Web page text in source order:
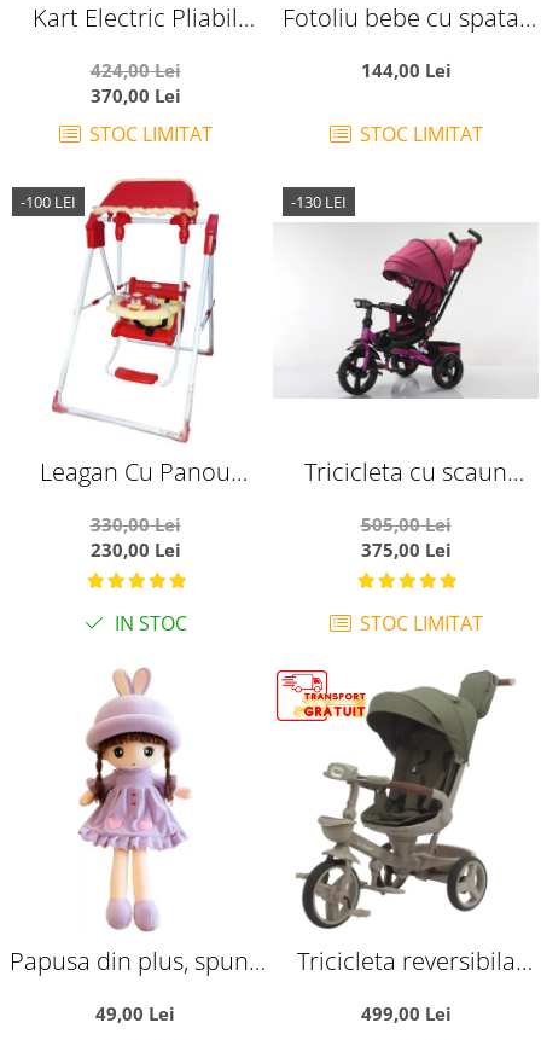
Kart Electric Pliabil
Negru
424,00 Lei
370,00 Lei
STOC LIMITAT
Fotoliu bebe cu spatar
din plus
144,00 Lei
STOC LIMITAT
-100 LEI
Leagan Cu Panou
Ratusca rosu
330,00 Lei
230,00 Lei
IN STOC
-130 LEI
Tricicleta cu scaun
somn, SL02 - Mov
505,00 Lei
375,00 Lei
STOC LIMITAT
Papusa din plus, spune
mov
49,00 Lei
Tricicleta reversibila
pozitie de somn, roti
499,00 Lei